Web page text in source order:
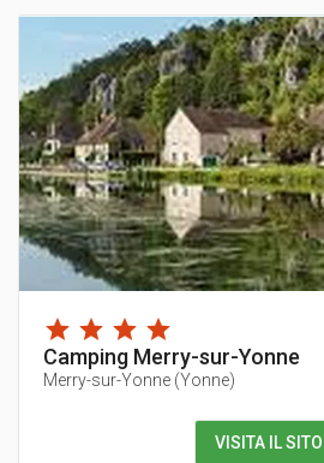
Camping Merry-sur-Yonne
Merry-sur-Yonne (Yonne)
VISITA IL SITO